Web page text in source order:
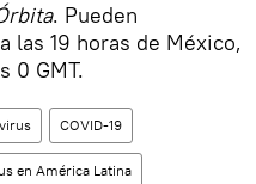
. Pueden
las 19 horas de México,
0 GMT.
COVID-19
en América Latina